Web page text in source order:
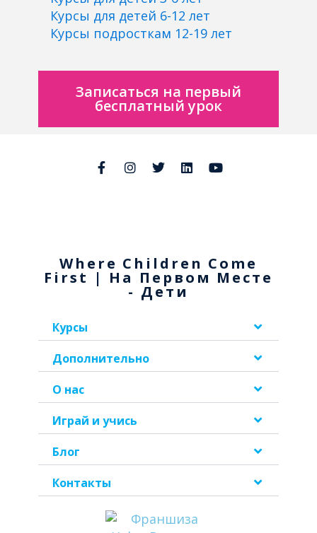
Курсы для детей 6-12 лет
Курсы подросткам 12-19 лет
Записаться на первый
бесплатный урок
Where Children Come
First | На Первом Месте
- Дети
Курсы
Дополнительно
О нас
Играй и учись
Блог
Контакты